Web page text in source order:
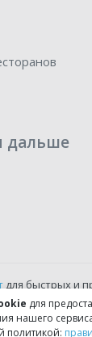
дальше
для быстрых и
прямо из
для
нашего
политикой: